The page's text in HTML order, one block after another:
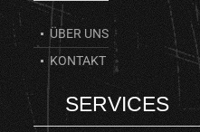
ÜBER UNS
KONTAKT
SERVICES